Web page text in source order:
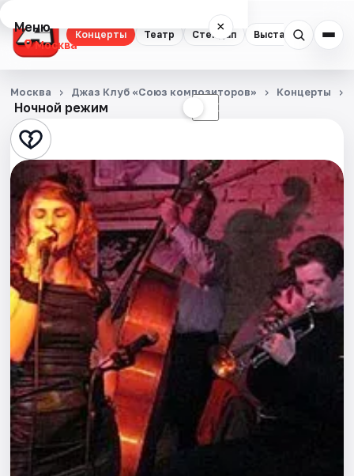
Концерты Театр Стендап Выставки
Меню ×
Москва
Концерты
Театр
Стендап
Выставки
Квесты
Экскурсии
Спорт
События
Города
Площадки
Артисты
Ночной режим ☾
Москва Джаз Клуб «Союз композиторов» Концерты